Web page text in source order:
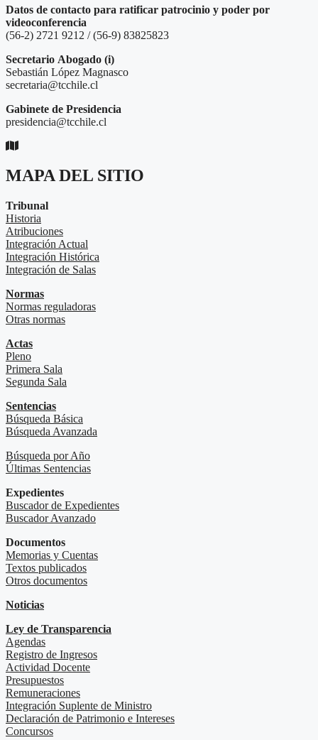
Datos de contacto para ratificar patrocinio y poder por
videoconferencia
(56-2) 2721 9212 / (56-9) 83825823
Secretario Abogado (i)
Sebastián López Magnasco
secretaria@tcchile.cl
Gabinete de Presidencia
presidencia@tcchile.cl
MAPA DEL SITIO
Tribunal
Historia
Atribuciones
Integración Actual
Integración Histórica
Integración de Salas
Normas
Normas reguladoras
Otras normas
Actas
Pleno
Primera Sala
Segunda Sala
Sentencias
Búsqueda Básica
Búsqueda Avanzada
Búsqueda por Año
Últimas Sentencias
Expedientes
Buscador de Expedientes
Buscador Avanzado
Documentos
Memorias y Cuentas
Textos publicados
Otros documentos
Noticias
Ley de Transparencia
Agendas
Registro de Ingresos
Actividad Docente
Presupuestos
Remuneraciones
Integración Suplente de Ministro
Declaración de Patrimonio e Intereses
Concursos